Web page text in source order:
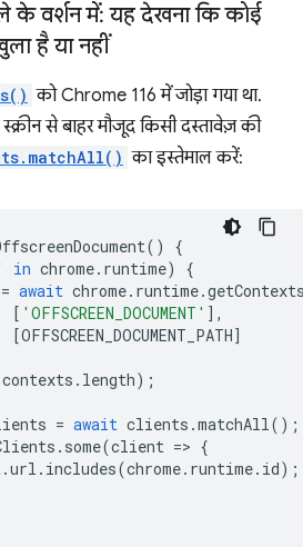
के वर्शन में: यह देखना कि कोई
है या नहीं
को Chrome 116 में जोड़ा गया था.
से बाहर मौजूद किसी दस्तावेज़ की
का इस्तेमाल करें:
()
{
in chrome. runtime)
{
= await chrome. runtime.
[ 'OFFSCREEN_DOCUMENT' ],
[OFFSCREEN_DOCUMENT_PATH]
contexts . length);
= await clients .matchAll();
. some(client => {
.url . includes(chrome. runtime. id);